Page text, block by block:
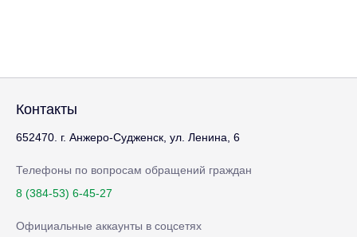
Контакты
652470. г. Анжеро-Судженск, ул. Ленина, 6
Телефоны по вопросам обращений граждан
8 (384-53) 6-45-27
Официальные аккаунты в соцсетях